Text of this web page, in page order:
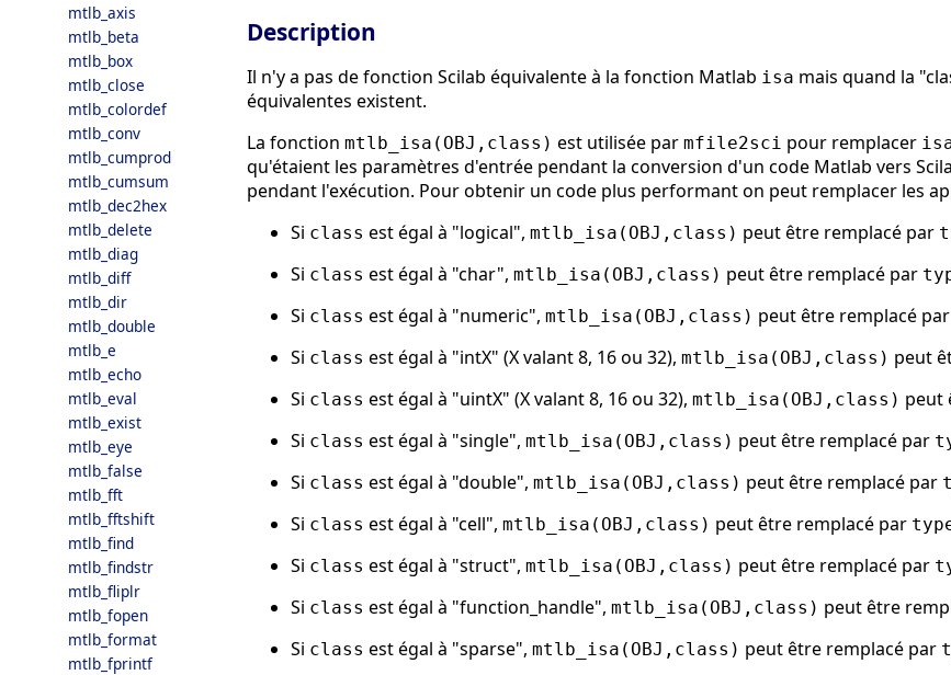
mtlb_axis
mtlb_beta
mtlb_box
mtlb_close
mtlb_colordef
mtlb_conv
mtlb_cumprod
mtlb_cumsum
mtlb_dec2hex
mtlb_delete
mtlb_diag
mtlb_diff
mtlb_dir
mtlb_double
mtlb_e
mtlb_echo
mtlb_eval
mtlb_exist
mtlb_eye
mtlb_false
mtlb_fft
mtlb_fftshift
mtlb_find
mtlb_findstr
mtlb_fliplr
mtlb_fopen
mtlb_format
mtlb_fprintf
Description
Il n'y a pas de fonction Scilab équivalente à la fonction Matlab isa mais quand la
équivalentes existent.
La fonction mtlb_isa(OBJ,class) est utilisée par mfile2sci pour remplacer
qu'étaient les paramètres d'entrée pendant la conversion d'un code Matlab vers
pendant l'exécution. Pour obtenir un code plus performant on peut remplacer les
Si class est égal à "logical", mtlb_isa(OBJ,class) peut être remplacé par
Si class est égal à "char", mtlb_isa(OBJ,class) peut être remplacé par
Si class est égal à "numeric", mtlb_isa(OBJ,class) peut être remplacé par
Si class est égal à "intX" (X valant 8, 16 ou 32), mtlb_isa(OBJ,class) peut
Si class est égal à "uintX" (X valant 8, 16 ou 32), mtlb_isa(OBJ,class) peut
Si class est égal à "single", mtlb_isa(OBJ,class) peut être remplacé par
Si class est égal à "double", mtlb_isa(OBJ,class) peut être remplacé par
Si class est égal à "cell", mtlb_isa(OBJ,class) peut être remplacé par
Si class est égal à "struct", mtlb_isa(OBJ,class) peut être remplacé par
Si class est égal à "function_handle", mtlb_isa(OBJ,class) peut être
Si class est égal à "sparse", mtlb_isa(OBJ,class) peut être remplacé par